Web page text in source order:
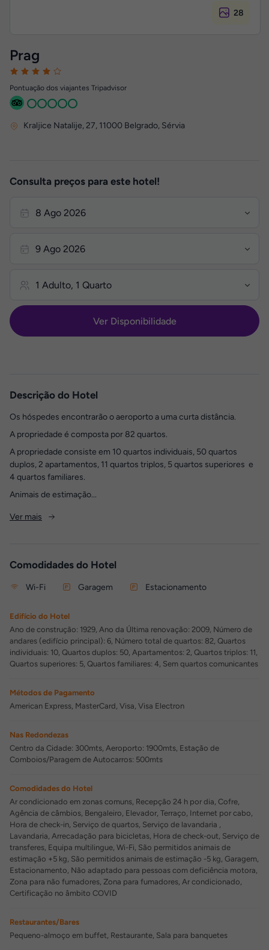
28
Prag
Pontuação dos viajantes Tripadvisor
Kraljice Natalije, 27, 11000 Belgrado, Sérvia
Consulta preços para este hotel!
Ver Disponibilidade
Descrição do Hotel
Os hóspedes encontrarão o aeroporto a uma curta distância.
A propriedade é composta por 82 quartos.
A propriedade consiste em 10 quartos individuais, 50 quartos
duplos, 2 apartamentos, 11 quartos triplos, 5 quartos superiores e
4 quartos familiares.
Animais de estimação...
Ver mais
Comodidades do Hotel
Wi-Fi Garagem Estacionamento
Edifício do Hotel
Ano de construção: 1929, Ano da Última renovação: 2009, Número de
andares (edifício principal): 6, Número total de quartos: 82, Quartos
individuais: 10, Quartos duplos: 50, Apartamentos: 2, Quartos triplos: 11,
Quartos superiores: 5, Quartos familiares: 4, Sem quartos comunicantes
Métodos de Pagamento
American Express, MasterCard, Visa, Visa Electron
Nas Redondezas
Centro da Cidade: 300mts, Aeroporto: 1900mts, Estação de
Comboios/Paragem de Autocarros: 500mts
Comodidades do Hotel
Ar condicionado em zonas comuns, Recepção 24 h por dia, Cofre,
Agência de câmbios, Bengaleiro, Elevador, Terraço, Internet por cabo,
Hora de check-in, Serviço de quartos, Serviço de lavandaria ,
Lavandaria, Arrecadação para bicicletas, Hora de check-out, Serviço de
transferes, Equipa multilingue, Wi-Fi, São permitidos animais de
estimação +5 kg, São permitidos animais de estimação -5 kg, Garagem,
Estacionamento, Não adaptado para pessoas com deficiência motora,
Zona para não fumadores, Zona para fumadores, Ar condicionado,
Certificação no âmbito COVID
Restaurantes/Bares
Pequeno-almoço em buffet, Restaurante, Sala para banquetes